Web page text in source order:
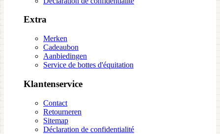
Extra
Merken
Cadeaubon
Aanbiedingen
Service de bottes d'équitation
Klantenservice
Contact
Retourneren
Sitemap
Déclaration de confidentialité